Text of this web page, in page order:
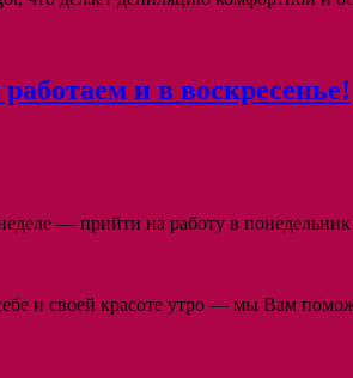
и в воскресенье!
— прийти на работу в
и своей красоте утро — мы Вам